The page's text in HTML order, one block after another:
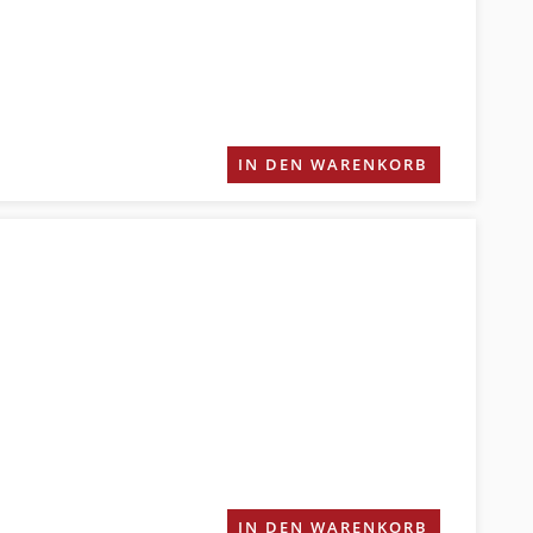
IN DEN WARENKORB
IN DEN WARENKORB